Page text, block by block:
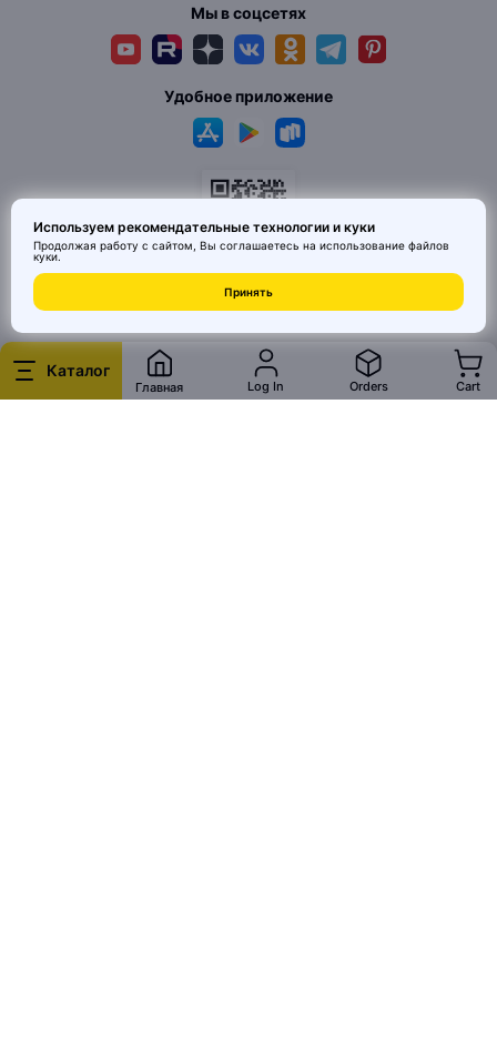
Каталог
Главная Log In Orders Cart
Мы в соцсетях
© 2026 MAI HE MAI. Маркетплейс дизайнерских товаров со всего
Китая по ценам заводов. Все права защищены.
Удобное приложение
Используем рекомендательные технологии и куки
Продолжая работу с сайтом, Вы соглашаетесь на использование файлов
куки.
Принять